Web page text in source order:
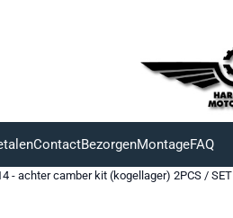
ContactBezorgenMontageFAQ
- achter camber kit (kogellager) 2PCS / SET